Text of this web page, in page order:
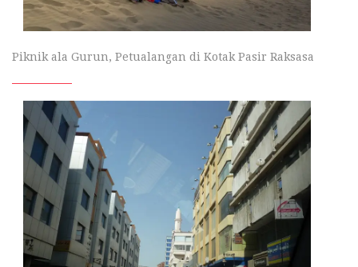
Piknik ala Gurun, Petualangan di Kotak Pasir Raksasa